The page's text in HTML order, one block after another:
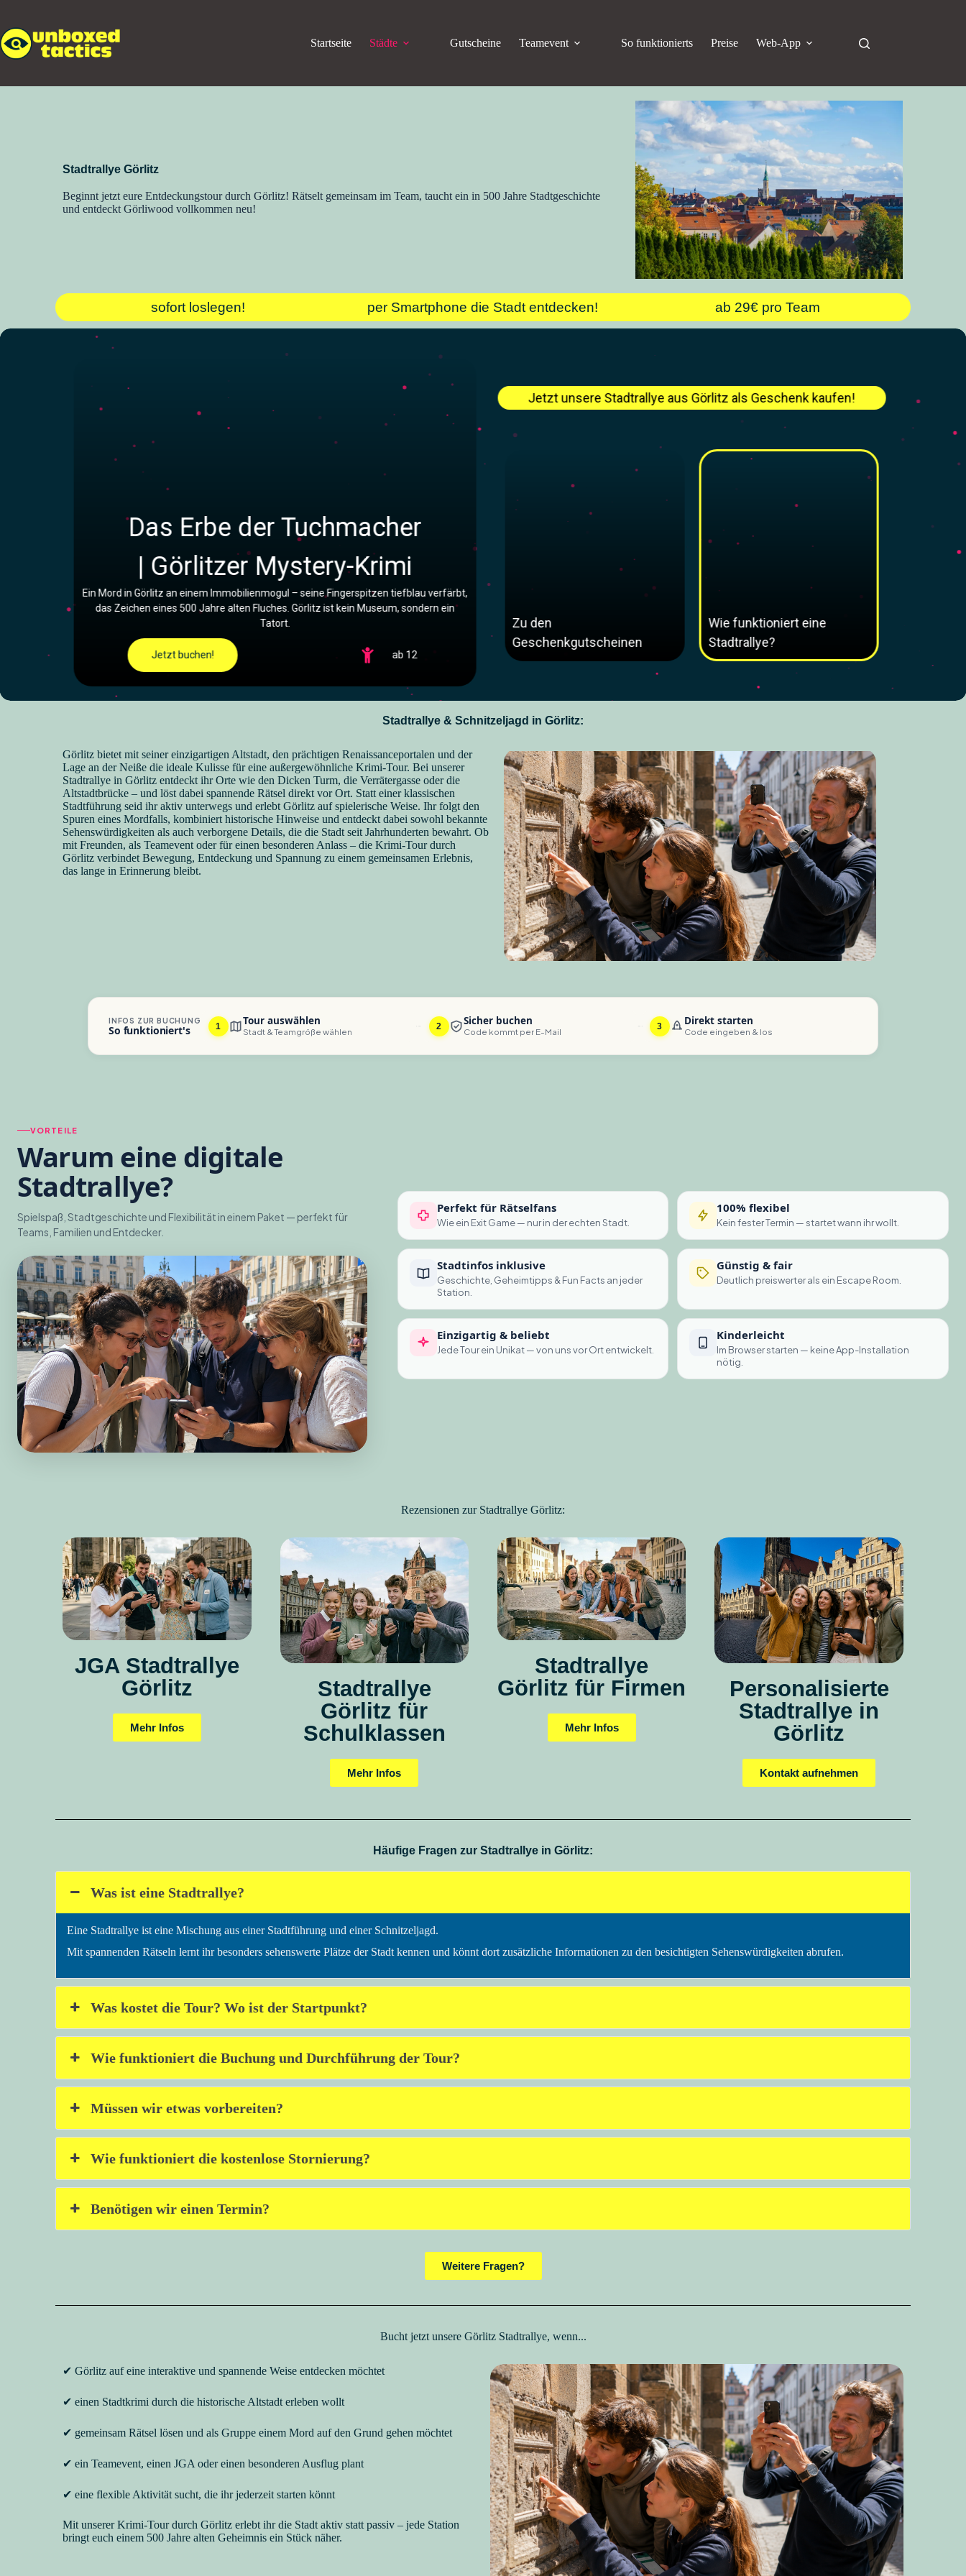
Startseite Städte Gutscheine Teamevent So funktionierts Preise Web-App
Stadtrallye Görlitz
Beginnt jetzt eure Entdeckungstour durch Görlitz! Rätselt gemeinsam im Team, taucht ein in 500 Jahre Stadtgeschichte
und entdeckt Görliwood vollkommen neu!
sofort loslegen! per Smartphone die Stadt entdecken! ab 29€ pro Team
Das Erbe der Tuchmacher
| Görlitzer Mystery-Krimi
Ein Mord in Görlitz an einem Immobilienmogul – seine Fingerspitzen tiefblau verfärbt,
das Zeichen eines 500 Jahre alten Fluches. Görlitz ist kein Museum, sondern ein
Tatort.
Jetzt buchen! ab 12
Jetzt unsere Stadtrallye aus Görlitz als Geschenk kaufen!
Zu den
Geschenkgutscheinen
Wie funktioniert eine
Stadtrallye?
Stadtrallye & Schnitzeljagd in Görlitz:
Görlitz bietet mit seiner einzigartigen Altstadt, den prächtigen Renaissanceportalen und der
Lage an der Neiße die ideale Kulisse für eine außergewöhnliche Krimi-Tour. Bei unserer
Stadtrallye in Görlitz entdeckt ihr Orte wie den Dicken Turm, die Verrätergasse oder die
Altstadtbrücke – und löst dabei spannende Rätsel direkt vor Ort. Statt einer klassischen
Stadtführung seid ihr aktiv unterwegs und erlebt Görlitz auf spielerische Weise. Ihr folgt den
Spuren eines Mordfalls, kombiniert historische Hinweise und entdeckt dabei sowohl bekannte
Sehenswürdigkeiten als auch verborgene Details, die die Stadt seit Jahrhunderten bewahrt. Ob
mit Freunden, als Teamevent oder für einen besonderen Anlass – die Krimi-Tour durch
Görlitz verbindet Bewegung, Entdeckung und Spannung zu einem gemeinsamen Erlebnis,
das lange in Erinnerung bleibt.
INFOS ZUR BUCHUNG
So funktioniert's 1 Tour auswählen
Stadt & Teamgröße wählen
2 Sicher buchen
Code kommt per E-Mail
3 Direkt starten
Code eingeben & los
VORTEILE
Warum eine digitale
Stadtrallye?
Spielspaß, Stadtgeschichte und Flexibilität in einem Paket — perfekt für
Teams, Familien und Entdecker.
Perfekt für Rätselfans
Wie ein Exit Game — nur in der echten Stadt.
100% flexibel
Kein fester Termin — startet wann ihr wollt.
Stadtinfos inklusive
Geschichte, Geheimtipps & Fun Facts an jeder
Station.
Günstig & fair
Deutlich preiswerter als ein Escape Room.
Einzigartig & beliebt
Jede Tour ein Unikat — von uns vor Ort entwickelt.
Kinderleicht
Im Browser starten — keine App-Installation
nötig.
Rezensionen zur Stadtrallye Görlitz:
JGA Stadtrallye
Görlitz
Mehr Infos
Stadtrallye
Görlitz für
Schulklassen
Mehr Infos
Stadtrallye
Görlitz für Firmen
Mehr Infos
Personalisierte
Stadtrallye in
Görlitz
Kontakt aufnehmen
Häufige Fragen zur Stadtrallye in Görlitz:
Was ist eine Stadtrallye?
Eine Stadtrallye ist eine Mischung aus einer Stadtführung und einer Schnitzeljagd.
Mit spannenden Rätseln lernt ihr besonders sehenswerte Plätze der Stadt kennen und könnt dort zusätzliche Informationen zu den besichtigten Sehenswürdigkeiten abrufen.
Was kostet die Tour? Wo ist der Startpunkt?
Wie funktioniert die Buchung und Durchführung der Tour?
Müssen wir etwas vorbereiten?
Wie funktioniert die kostenlose Stornierung?
Benötigen wir einen Termin?
Weitere Fragen?
Bucht jetzt unsere Görlitz Stadtrallye, wenn...
✔ Görlitz auf eine interaktive und spannende Weise entdecken möchtet
✔ einen Stadtkrimi durch die historische Altstadt erleben wollt
✔ gemeinsam Rätsel lösen und als Gruppe einem Mord auf den Grund gehen möchtet
✔ ein Teamevent, einen JGA oder einen besonderen Ausflug plant
✔ eine flexible Aktivität sucht, die ihr jederzeit starten könnt
Mit unserer Krimi-Tour durch Görlitz erlebt ihr die Stadt aktiv statt passiv – jede Station
bringt euch einem 500 Jahre alten Geheimnis ein Stück näher.